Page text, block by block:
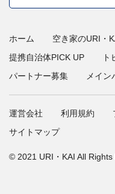
ホーム 空き家のURI・
提携自治体PICK UP
ト
パートナー募集
メイン
運営会社 利用規約
サイトマップ
© 2021 URI・KAI All Rights